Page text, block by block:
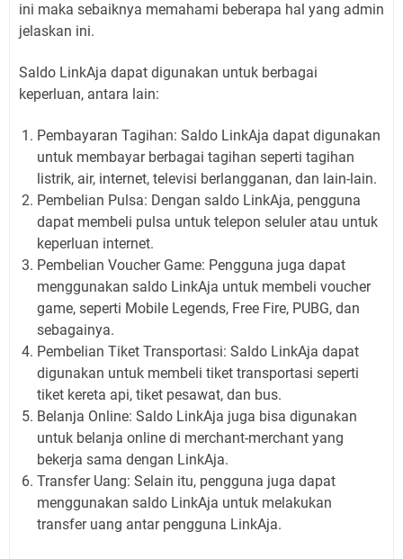
ini maka sebaiknya memahami beberapa hal yang admin
jelaskan ini.
Saldo LinkAja dapat digunakan untuk berbagai
keperluan, antara lain:
Pembayaran Tagihan: Saldo LinkAja dapat digunakan
untuk membayar berbagai tagihan seperti tagihan
listrik, air, internet, televisi berlangganan, dan lain-lain.
Pembelian Pulsa: Dengan saldo LinkAja, pengguna
dapat membeli pulsa untuk telepon seluler atau untuk
keperluan internet.
Pembelian Voucher Game: Pengguna juga dapat
menggunakan saldo LinkAja untuk membeli voucher
game, seperti Mobile Legends, Free Fire, PUBG, dan
sebagainya.
Pembelian Tiket Transportasi: Saldo LinkAja dapat
digunakan untuk membeli tiket transportasi seperti
tiket kereta api, tiket pesawat, dan bus.
Belanja Online: Saldo LinkAja juga bisa digunakan
untuk belanja online di merchant-merchant yang
bekerja sama dengan LinkAja.
Transfer Uang: Selain itu, pengguna juga dapat
menggunakan saldo LinkAja untuk melakukan
transfer uang antar pengguna LinkAja.